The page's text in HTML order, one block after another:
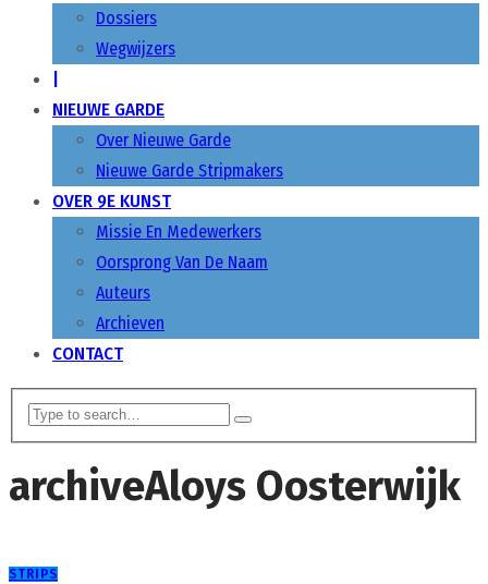
Dossiers
Wegwijzers
NIEUWE GARDE
Over Nieuwe Garde
Nieuwe Garde Stripmakers
OVER 9E KUNST
Missie En Medewerkers
Oorsprong Van De Naam
Auteurs
Archieven
CONTACT
archiveAloys Oosterwijk
STRIPS